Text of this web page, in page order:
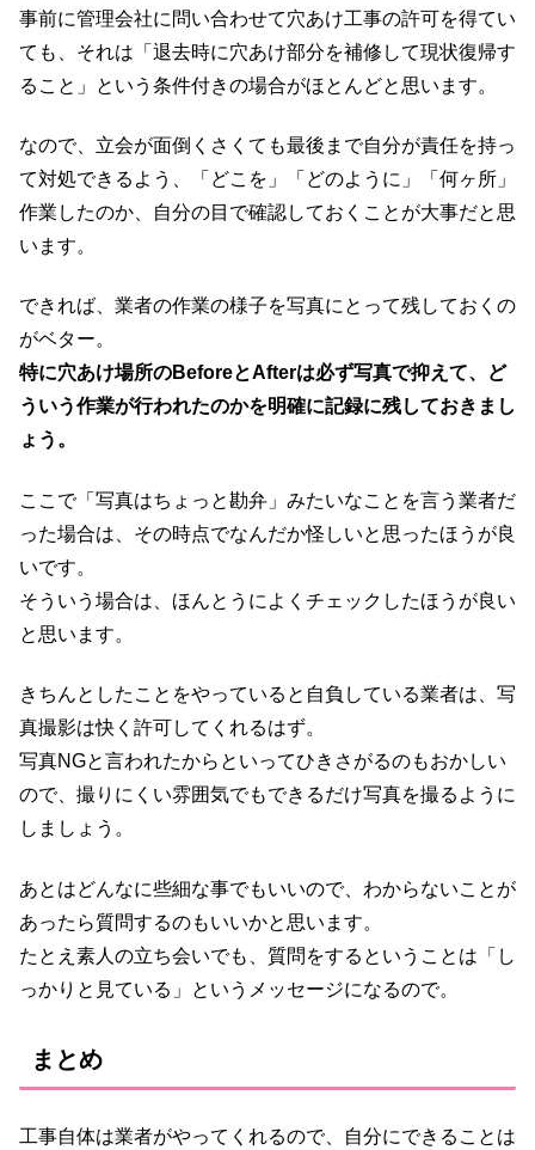
事前に管理会社に問い合わせて穴あけ工事の許可を得てい
ても、それは「退去時に穴あけ部分を補修して現状復帰す
ること」という条件付きの場合がほとんどと思います。
なので、立会が面倒くさくても最後まで自分が責任を持っ
て対処できるよう、「どこを」「どのように」「何ヶ所」
作業したのか、自分の目で確認しておくことが大事だと思
います。
できれば、業者の作業の様子を写真にとって残しておくの
がベター。
特に穴あけ場所のBeforeとAfterは必ず写真で抑えて、ど
ういう作業が行われたのかを明確に記録に残しておきまし
ょう。
ここで「写真はちょっと勘弁」みたいなことを言う業者だ
った場合は、その時点でなんだか怪しいと思ったほうが良
いです。
そういう場合は、ほんとうによくチェックしたほうが良い
と思います。
きちんとしたことをやっていると自負している業者は、写
真撮影は快く許可してくれるはず。
写真NGと言われたからといってひきさがるのもおかしい
ので、撮りにくい雰囲気でもできるだけ写真を撮るように
しましょう。
あとはどんなに些細な事でもいいので、わからないことが
あったら質問するのもいいかと思います。
たとえ素人の立ち会いでも、質問をするということは「し
っかりと見ている」というメッセージになるので。
まとめ
工事自体は業者がやってくれるので、自分にできることは